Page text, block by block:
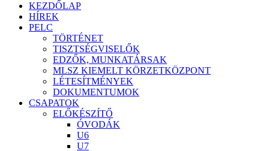
KEZDŐLAP
HÍREK
PELC
TÖRTÉNET
TISZTSÉGVISELŐK
EDZŐK, MUNKATÁRSAK
MLSZ KIEMELT KÖRZETKÖZPONT
LÉTESÍTMÉNYEK
DOKUMENTUMOK
CSAPATOK
ELŐKÉSZÍTŐ
ÓVODÁK
U6
U7